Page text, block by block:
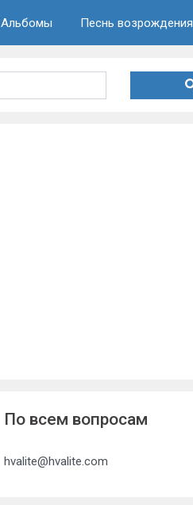
Альбомы Песнь возрождения
По всем вопросам
hvalite@hvalite.com